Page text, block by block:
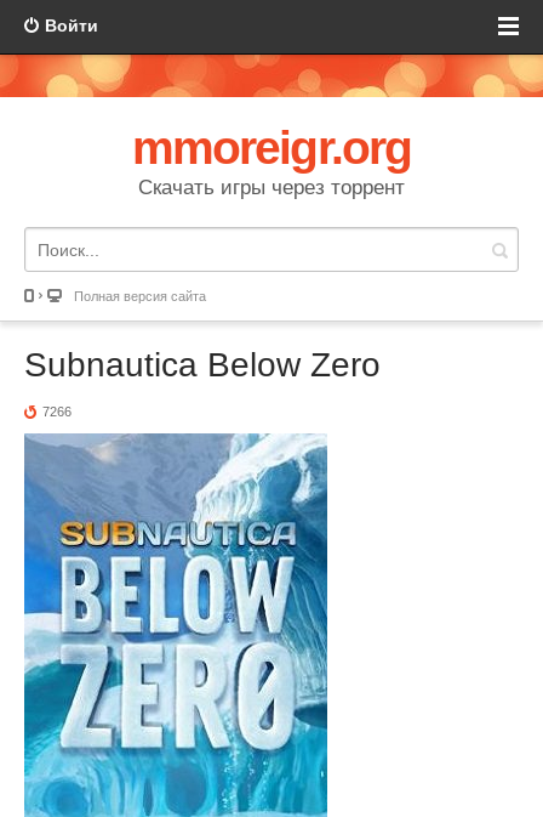
Войти
mmoreigr.org
Скачать игры через торрент
Полная версия сайта
Subnautica Below Zero
7266